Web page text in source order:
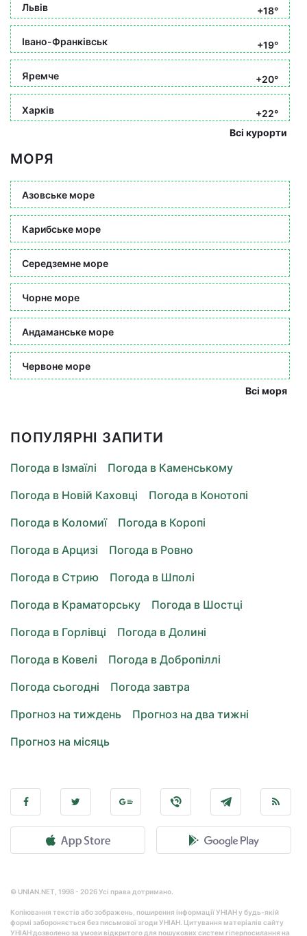
Львів +18°
Івано-Франківськ +19°
Яремче +20°
Харків
+22°
Всі курорти
МОРЯ
Азовське море
Карибське море
Середземне море
Чорне море
Андаманське море
Червоне море
Всі моря
ПОПУЛЯРНІ ЗАПИТИ
Погода в Ізмаїлі
Погода в Каменському
Погода в Новій Каховці
Погода в Конотопі
Погода в Коломиї
Погода в Коропі
Погода в Арцизі
Погода в Ровно
Погода в Стрию
Погода в Шполі
Погода в Краматорську
Погода в Шостці
Погода в Горлівці
Погода в Долині
Погода в Ковелі
Погода в Добропіллі
Погода сьогодні
Погода завтра
Прогноз на тиждень
Прогноз на два тижні
Прогноз на місяць
© UNIAN.NET, 1998 - 2026 Усі права дотримано.
Копіювання текстів або зображень, поширення інформації УНІАН у будь-якій
формі забороняється без письмової згоди УНІАН. Цитування матеріалів сайту
УНІАН дозволено за умови відкритого для пошукових систем гіперпосилання на